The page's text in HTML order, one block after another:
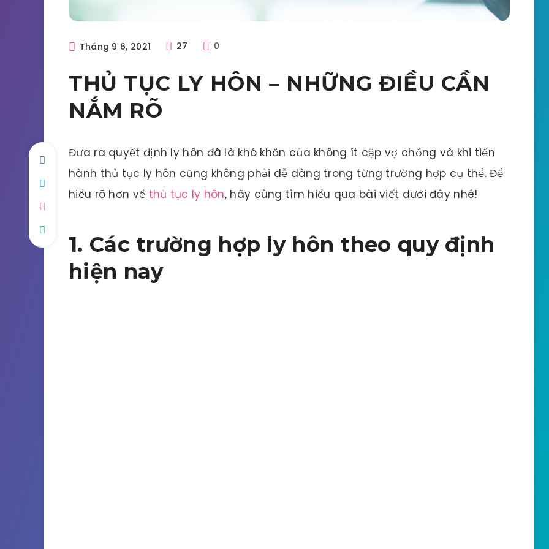
Tháng 9 6, 2021 27 0
THỦ TỤC LY HÔN – NHỮNG ĐIỀU CẦN
NẮM RÕ
Đưa ra quyết định ly hôn đã là khó khăn của không ít cặp vợ chồng và khi tiến
hành thủ tục ly hôn cũng không phải dễ dàng trong từng trường hợp cụ thể. Để
hiểu rõ hơn về thủ tục ly hôn, hãy cùng tìm hiểu qua bài viết dưới đây nhé!
1. Các trường hợp ly hôn theo quy định
hiện nay